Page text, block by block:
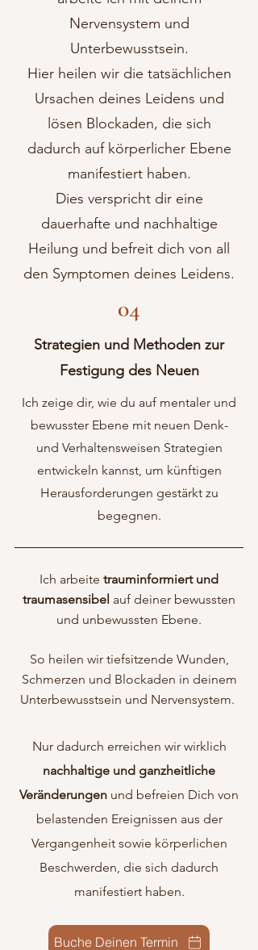
Nervensystem und
Unterbewusstsein.
Hier heilen wir die tatsächlichen
Ursachen deines Leidens und
lösen Blockaden, die sich
dadurch auf körperlicher Ebene
manifestiert haben.
Dies verspricht dir eine
dauerhafte und nachhaltige
Heilung und befreit dich von all
den Symptomen deines Leidens.
04
Strategien und Methoden zur
Festigung des Neuen
Ich zeige dir, wie du auf mentaler und
bewusster Ebene mit neuen Denk-
und Verhaltensweisen Strategien
entwickeln kannst, um künftigen
Herausforderungen gestärkt zu
begegnen.
Ich arbeite trauminformiert und
traumasensibel auf deiner bewussten
und unbewussten Ebene.
So heilen wir tiefsitzende Wunden,
Schmerzen und Blockaden in deinem
Unterbewusstsein und Nervensystem.
Nur dadurch erreichen wir wirklich
nachhaltige und ganzheitliche
Veränderungen und befreien Dich von
belastenden Ereignissen aus der
Vergangenheit sowie körperlichen
Beschwerden, die sich dadurch
manifestiert haben.
Buche Deinen Termin